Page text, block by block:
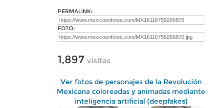
PERMALINK:
FOTO:
1,897 visitas
Ver fotos de personajes de la Revolución
Mexicana coloreadas y animadas mediante
inteligencia artificial (deepfakes)